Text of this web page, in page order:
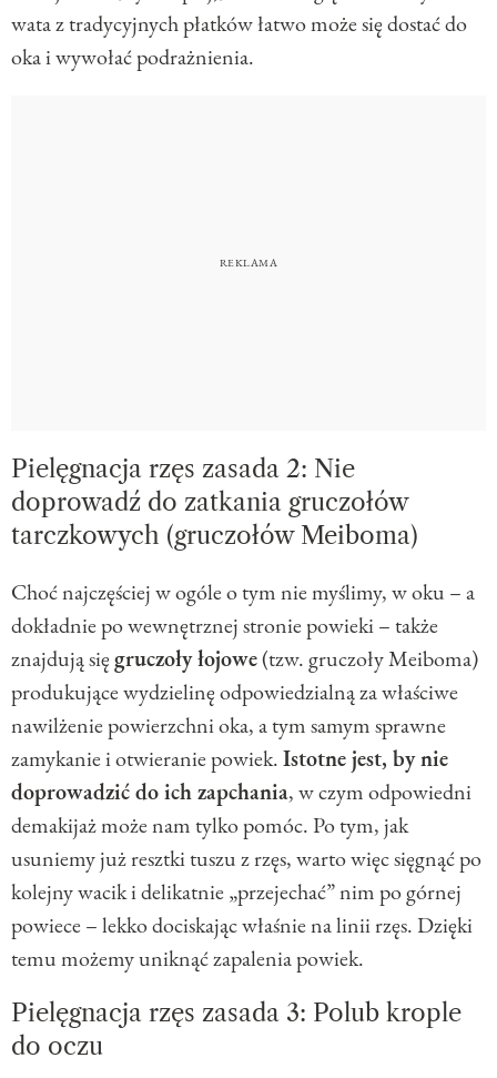
wata z tradycyjnych płatków łatwo może się dostać do
oka i wywołać podrażnienia.
Pielęgnacja rzęs zasada 2: Nie
doprowadź do zatkania gruczołów
tarczkowych (gruczołów Meiboma)
Choć najczęściej w ogóle o tym nie myślimy, w oku – a
dokładnie po wewnętrznej stronie powieki – także
znajdują sięgruczoły łojowe(tzw. gruczoły Meiboma)
produkujące wydzielinę odpowiedzialną za właściwe
nawilżenie powierzchni oka, a tym samym sprawne
zamykanie i otwieranie powiek.Istotne jest, by nie
doprowadzić do ich zapchania, w czym odpowiedni
demakijaż może nam tylko pomóc. Po tym, jak
usuniemy już resztki tuszu z rzęs, warto więc sięgnąć po
kolejny wacik i delikatnie „przejechać” nim po górnej
powiece – lekko dociskając właśnie na linii rzęs. Dzięki
temu możemy uniknąć zapalenia powiek.
Pielęgnacja rzęs zasada 3: Polub krople
do oczu